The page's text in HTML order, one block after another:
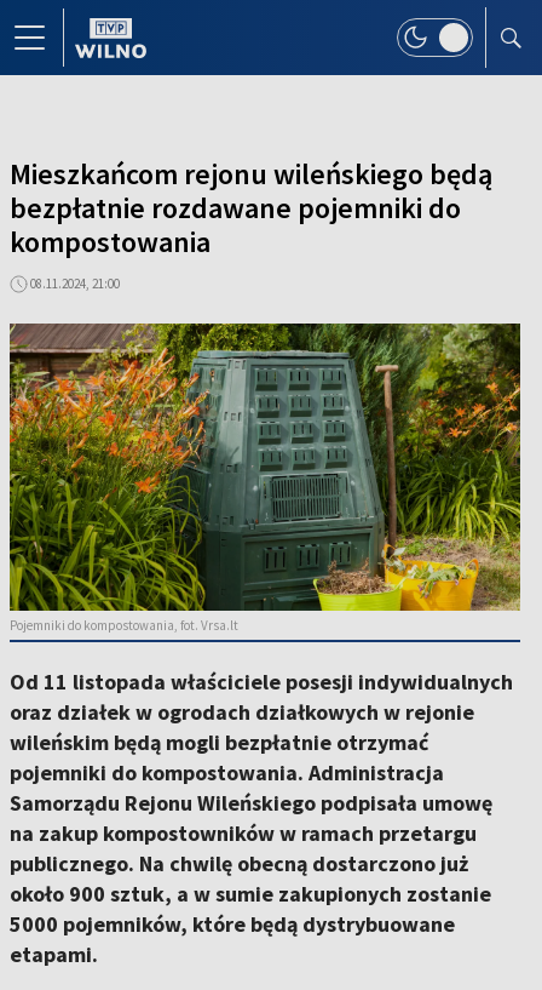
Mieszkańcom rejonu wileńskiego będą
bezpłatnie rozdawane pojemniki do
kompostowania
08.11.2024, 21:00
Pojemniki do kompostowania, fot. Vrsa.lt
Od 11 listopada właściciele posesji indywidualnych
oraz działek w ogrodach działkowych w rejonie
wileńskim będą mogli bezpłatnie otrzymać
pojemniki do kompostowania. Administracja
Samorządu Rejonu Wileńskiego podpisała umowę
na zakup kompostowników w ramach przetargu
publicznego. Na chwilę obecną dostarczono już
około 900 sztuk, a w sumie zakupionych zostanie
5000 pojemników, które będą dystrybuowane
etapami.